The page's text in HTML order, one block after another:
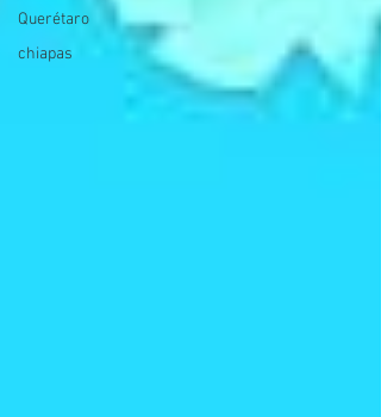
Querétaro
chiapas